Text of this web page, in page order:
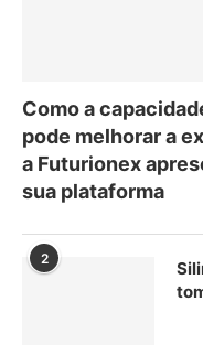
Como a
pode melhorar a
a Futurionex
sua plataforma
2